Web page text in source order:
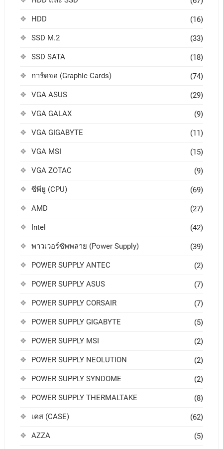
HDD (16)
SSD M.2 (33)
SSD SATA (18)
การ์ดจอ (Graphic Cards) (74)
VGA ASUS (29)
VGA GALAX (9)
VGA GIGABYTE (11)
VGA MSI (15)
VGA ZOTAC (9)
ซีพียู (CPU) (69)
AMD (27)
Intel (42)
พาวเวอร์ซัพพลาย (Power Supply) (39)
POWER SUPPLY ANTEC (2)
POWER SUPPLY ASUS (7)
POWER SUPPLY CORSAIR (7)
POWER SUPPLY GIGABYTE (5)
POWER SUPPLY MSI (2)
POWER SUPPLY NEOLUTION (2)
POWER SUPPLY SYNDOME (2)
POWER SUPPLY THERMALTAKE (8)
เคส (CASE) (62)
AZZA (5)